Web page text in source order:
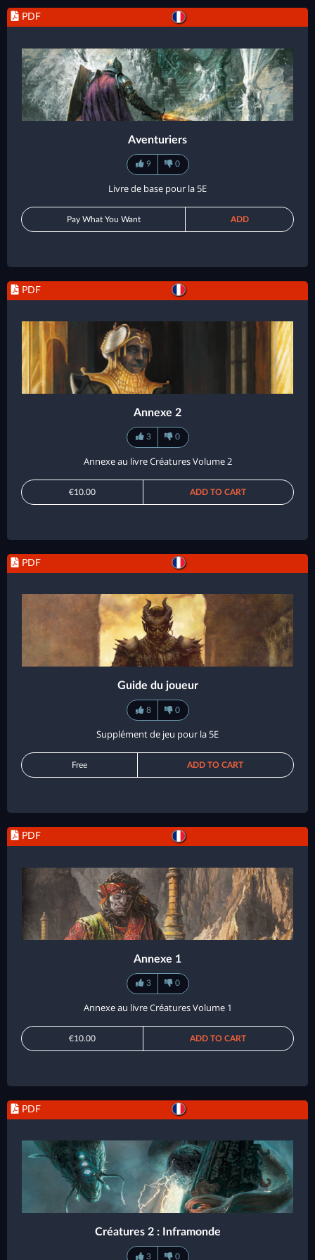
PDF
Aventuriers
9 0
Livre de base pour la 5E
Pay What You Want ADD
PDF
Annexe 2
3 0
Annexe au livre Créatures Volume 2
€10.00 ADD TO CART
PDF
Guide du joueur
8 0
Supplément de jeu pour la 5E
Free ADD TO CART
PDF
Annexe 1
3 0
Annexe au livre Créatures Volume 1
€10.00 ADD TO CART
PDF
Créatures 2 : Inframonde
3 0